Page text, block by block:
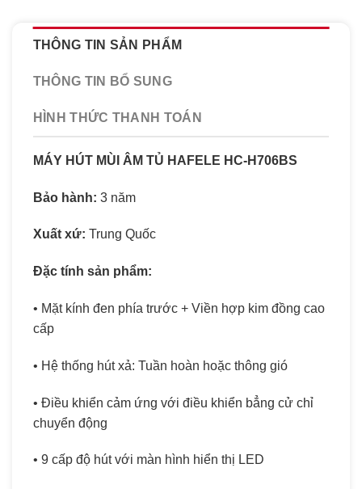
THÔNG TIN SẢN PHẨM
THÔNG TIN BỔ SUNG
HÌNH THỨC THANH TOÁN
MÁY HÚT MÙI ÂM TỦ HAFELE HC-H706BS
Bảo hành: 3 năm
Xuất xứ: Trung Quốc
Đặc tính sản phẩm:
• Mặt kính đen phía trước + Viền hợp kim đồng cao
cấp
• Hệ thống hút xả: Tuần hoàn hoặc thông gió
• Điều khiển cảm ứng với điều khiển bẳng cử chỉ
chuyển động
• 9 cấp độ hút với màn hình hiển thị LED